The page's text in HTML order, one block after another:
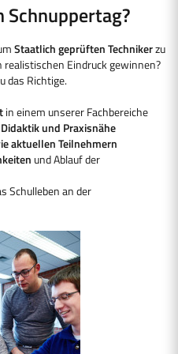
Schnuppertag?
Staatlich geprüften Technikerzu
Eindruck gewinnen?
das Richtige.
in einem unserer Fachbereiche
und Praxisnähe
aktuellen Teilnehmern
und Ablauf der
Schulleben an der